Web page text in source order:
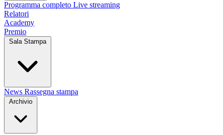
Programma completo Live streaming
Relatori
Academy
Premio
Sala Stampa
News Rassegna stampa
Archivio